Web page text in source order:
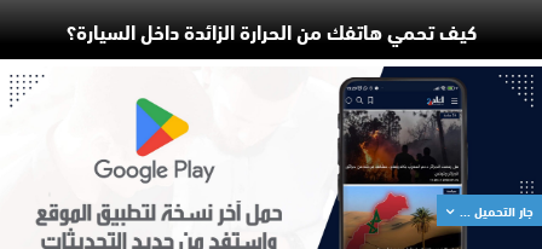
كيف تحمي هاتفك من الحرارة الزائدة داخل السيارة؟
جار التحميل ...